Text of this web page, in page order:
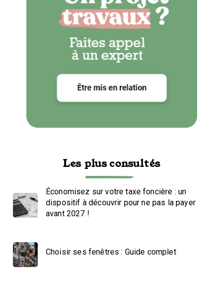
Les plus consultés
Économisez sur votre taxe foncière : un
dispositif à découvrir pour ne pas la payer
avant 2027 !
Choisir ses fenêtres : Guide complet